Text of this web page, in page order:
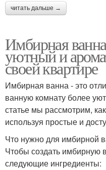
читать дальше →
Имбирная
уютный и
своей квартире
Имбирная ванна - это
ванную комнату более
статье мы рассмотрим,
используя простые и
Что нужно для имбирной
Чтобы создать имбирную
следующие ингредиенты: